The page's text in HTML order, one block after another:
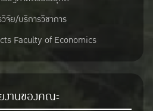
วิจัย/บริการวิชาการ
Faculty of Economics
งานของคณะ